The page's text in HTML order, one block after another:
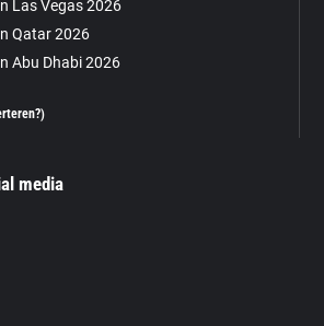
Las Vegas 2026
Qatar 2026
Abu Dhabi 2026
media